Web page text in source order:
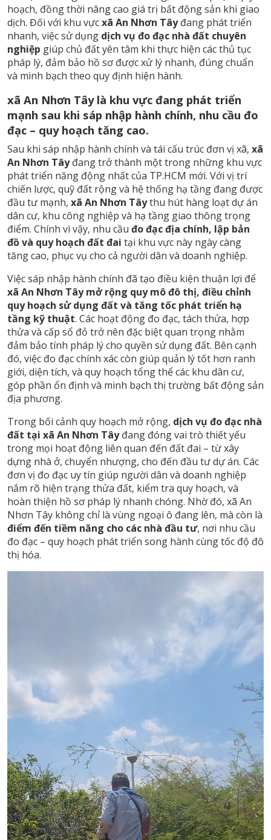
hoạch, đồng thời nâng cao giá trị bất động sản khi giao
dịch. Đối với khu vựcxã An Nhơn Tâyđang phát triển
nhanh, việc sử dụng dịch vụ đo đạc nhà đất chuyên
nghiệp giúp chủ đất yên tâm khi thực hiện các thủ tục
pháp lý, đảm bảo hồ sơ được xử lý nhanh, đúng chuẩn
và minh bạch theo quy định hiện hành.
xã An Nhơn Tây là khu vực đang phát triển
mạnh sau khi sáp nhập hành chính, nhu cầu đo
đạc – quy hoạch tăng cao.
Sau khi sáp nhập hành chính và tái cấu trúc đơn vị xã, xã
An Nhơn Tâyđang trở thành một trong những khu vực
phát triển năng động nhất của TP.HCM mới. Với vị trí
chiến lược, quỹ đất rộng và hệ thống hạ tầng đang được
đầu tư mạnh, xã An Nhơn Tâythu hút hàng loạt dự án
dân cư, khu công nghiệp và hạ tầng giao thông trọng
điểm. Chính vì vậy, nhu cầu đo đạc địa chính, lập bản
đồ và quy hoạch đất đai tại khu vực này ngày càng
tăng cao, phục vụ cho cả người dân và doanh nghiệp.
Việc sáp nhập hành chính đã tạo điều kiện thuận lợi để
xã An Nhơn Tây mở rộng quy mô đô thị, điều chỉnh
quy hoạch sử dụng đất và tăng tốc phát triển hạ
tầng kỹ thuật. Các hoạt động đo đạc, tách thửa, hợp
thửa và cấp sổ đỏ trở nên đặc biệt quan trọng nhằm
đảm bảo tính pháp lý cho quyền sử dụng đất. Bên cạnh
đó, việc đo đạc chính xác còn giúp quản lý tốt hơn ranh
giới, diện tích, và quy hoạch tổng thể các khu dân cư,
góp phần ổn định và minh bạch thị trường bất động sản
địa phương.
Trong bối cảnh quy hoạch mở rộng, dịch vụ đo đạc nhà
đất tại xã An Nhơn Tâyđang đóng vai trò thiết yếu
trong mọi hoạt động liên quan đến đất đai – từ xây
dựng nhà ở, chuyển nhượng, cho đến đầu tư dự án. Các
đơn vị đo đạc uy tín giúp người dân và doanh nghiệp
nắm rõ hiện trạng thửa đất, kiểm tra quy hoạch, và
hoàn thiện hồ sơ pháp lý nhanh chóng. Nhờ đó, xã An
Nhơn Tây không chỉ là vùng ngoại ô đang lên, mà còn là
điểm đến tiềm năng cho các nhà đầu tư, nơi nhu cầu
đo đạc – quy hoạch phát triển song hành cùng tốc độ đô
thị hóa.